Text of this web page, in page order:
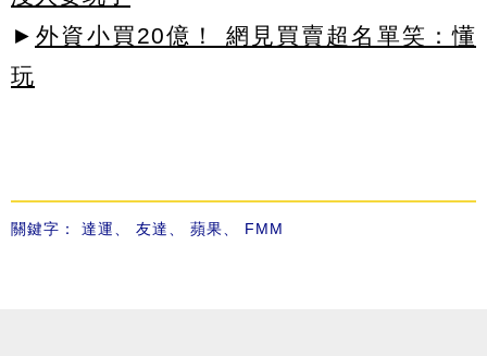
► 外資小買20億！ 網見買賣超名單笑：懂
玩
關鍵字： 達運 友達 蘋果 FMM